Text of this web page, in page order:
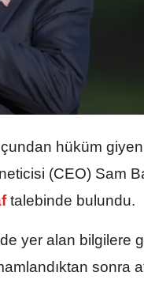
hüküm
(CEO) Sam
talebinde bulundu.
yer alan bilgilere
sonra